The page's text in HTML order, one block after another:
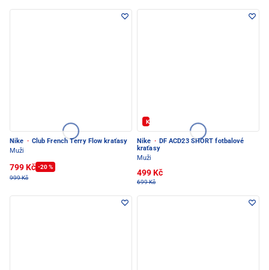
Nike · Club French Terry Flow kraťasy
Muži
799 Kč -20 %
999 Kč
Kód: FOTBAL20
Nike · DF ACD23 SHORT fotbalové
kraťasy
Muži
499 Kč
699 Kč